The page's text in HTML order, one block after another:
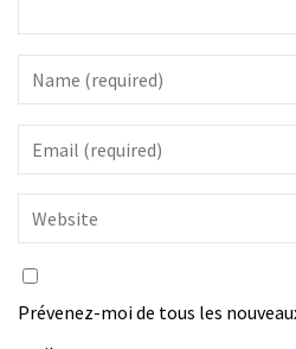
Prévenez-moi de tous les